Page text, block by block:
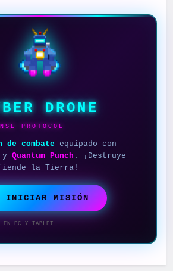
DRONE
PROTOCOL
de combate equipado con
y Quantum Punch . ¡Destruye
la Tierra!
INICIAR MISIÓN
PC Y TABLET